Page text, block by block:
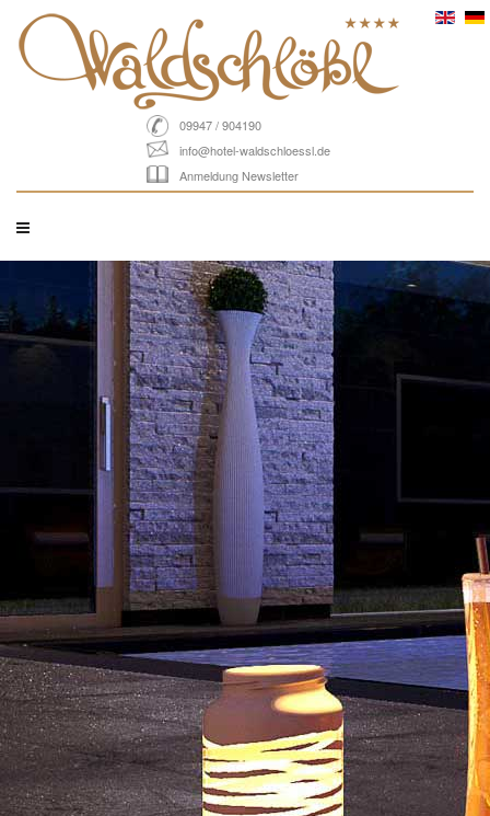
09947 / 904190
info@hotel-waldschloessl.de
Anmeldung Newsletter